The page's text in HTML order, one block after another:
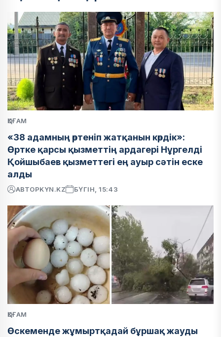
ҚОҒАМ
«38 адамның өртеніп жатқанын көрдік»:
Өртке қарсы қызметтің ардагері Нұргелді
Қойшыбаев қызметтегі ең ауыр сәтін еске
алды
АВТОРKYN.KZ БҮГІН, 15:43
ҚОҒАМ
Өскеменде жұмыртқадай бұршақ жауды